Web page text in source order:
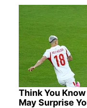
Think You
May Surprise